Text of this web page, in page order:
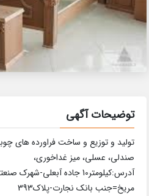
توضیحات آگهی
تولید و توزیع و ساخت فراورده های
صندلی، عسلی، میز غداخوری،
آدرس:کیلومتر10 جاده آبعلی-
مریخ=جنب بانک نجارت-پلاک393